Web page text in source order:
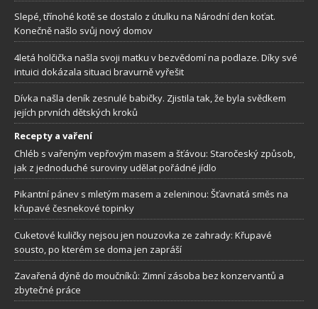
Slepé, třínohé kotě se dostalo z útulku na Národní den koťat.
Konečně našlo svůj nový domov
4letá holčička našla svoji matku v bezvědomí na podlaze. Díky své
intuici dokázala situaci bravurně vyřešit
Dívka našla deník zesnulé babičky. Zjistila tak, že byla svědkem
jejích prvních dětských kroků
Recepty a vaření
Chléb s vařeným vepřovým masem a šťávou: Staročeský způsob,
jak z jednoduché suroviny udělat pořádné jídlo
Pikantní pánev s mletým masem a zeleninou: Šťavnatá směs na
křupavé česnekové topinky
Cuketové kuličky nejsou jen nouzovka ze zahrady: Křupavé
sousto, po kterém se doma jen zapráší
Zavařená dýně do moučníků: Zimní zásoba bez konzervantů a
zbytečné práce